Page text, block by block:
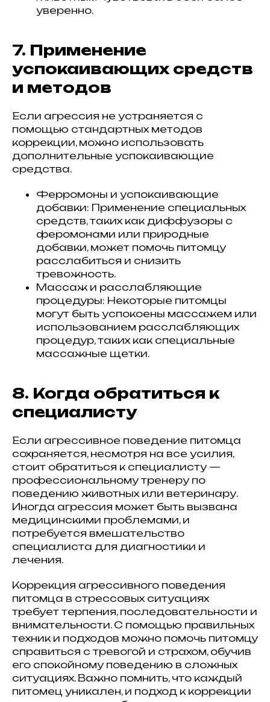
уверенно.
7. Применение
успокаивающих средств
и методов
Если агрессия не устраняется с
помощью стандартных методов
коррекции, можно использовать
дополнительные успокаивающие
средства.
Ферромоны и успокаивающие
добавки: Применение специальных
средств, таких как диффузоры с
феромонами или природные
добавки, может помочь питомцу
расслабиться и снизить
тревожность.
Массаж и расслабляющие
процедуры: Некоторые питомцы
могут быть успокоены массажем или
использованием расслабляющих
процедур, таких как специальные
массажные щетки.
8. Когда обратиться к
специалисту
Если агрессивное поведение питомца
сохраняется, несмотря на все усилия,
стоит обратиться к специалисту —
профессиональному тренеру по
поведению животных или ветеринару.
Иногда агрессия может быть вызвана
медицинскими проблемами, и
потребуется вмешательство
специалиста для диагностики и
лечения.
Коррекция агрессивного поведения
питомца в стрессовых ситуациях
требует терпения, последовательности и
внимательности. С помощью правильных
техник и подходов можно помочь питомцу
справиться с тревогой и страхом, обучив
его спокойному поведению в сложных
ситуациях. Важно помнить, что каждый
питомец уникален, и подход к коррекции